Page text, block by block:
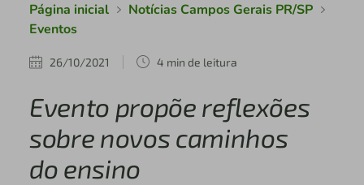
Página inicial
Notícias Campos Gerais PR/SP
Eventos
26/10/2021 4 min de leitura
Evento propõe reflexões
sobre novos caminhos
do ensino